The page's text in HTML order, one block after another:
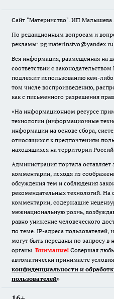
Сайт "Материнство". ИП Малышева
По редакционным вопросам и
рекламы:
Вся информация, размещенная на
соответствии с
подлежит использованию кем-
том числе воспроизведению,
как с письменного разрешения
«На информационном ресурсе
технологии (информационные
информации на основе сбора,
относящихся к предпочтениям
находящихся на территории
Администрация портала оставляет
комментарии, исходя из
обсуждения тем и соблюдения
рекомендательных технологий. На
комментарии, содержащие
межнациональную рознь,
равно унижение человеческого
по теме. IP-адреса пользователей,
могут быть переданы по запросу в
органы. Внимание! Совершая
автоматически принимаете
конфиденциальности и
пользователей»